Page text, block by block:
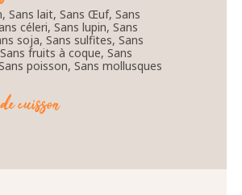
Sans lait, Sans Œuf, Sans
céleri, Sans lupin, Sans
soja, Sans sulfites, Sans
fruits à coque, Sans
poisson, Sans mollusques
cuisson